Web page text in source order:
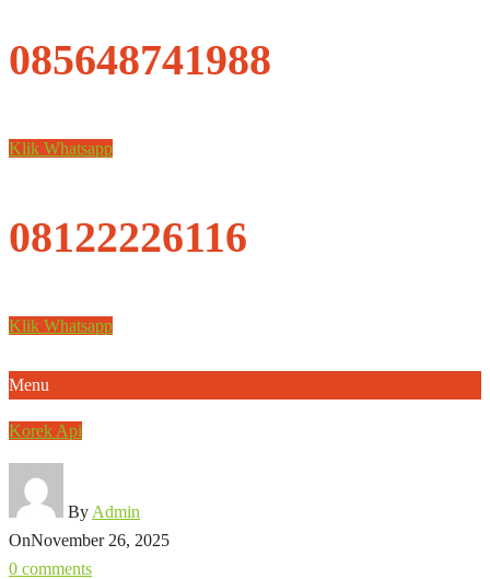
085648741988
Klik Whatsapp
08122226116
Klik Whatsapp
Menu
Korek Api
By Admin
OnNovember 26, 2025
0 comments